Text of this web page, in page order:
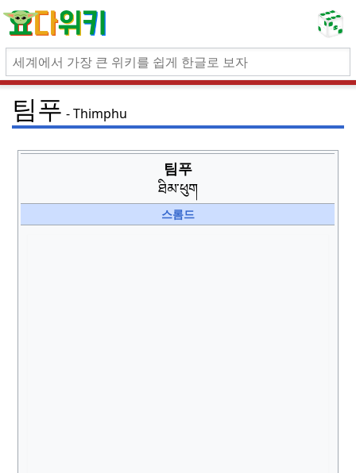
팀푸 Thimphu
팀푸
ཐིམ་ཕུག
스롬드